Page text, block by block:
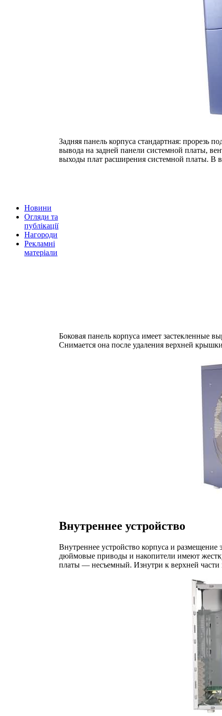
Новини
Огляди та
публікації
Нагороди
Рекламні
матеріали
Задняя панель корпуса стандартная: прорезь
вывода на задней панели системной платы,
выходы плат расширения системной платы. В
Боковая панель корпуса имеет застекленные
Снимается она после удаления верхней
Внутреннее устройство
Внутреннее устройство корпуса и
дюймовые приводы и накопители имеют
платы — несъемный. Изнутри к верхней